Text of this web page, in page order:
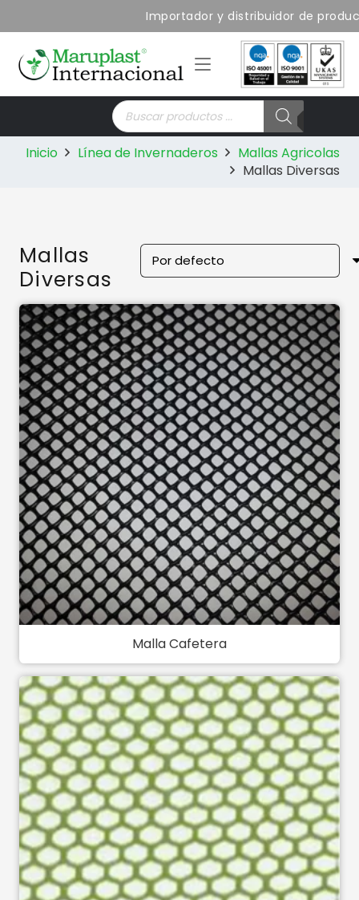
Importador y distribuidor de productos
Búsqueda
de
productos
Inicio Línea de Invernaderos
Mallas Agricolas
Mallas Diversas
Mallas
Diversas
Malla Cafetera